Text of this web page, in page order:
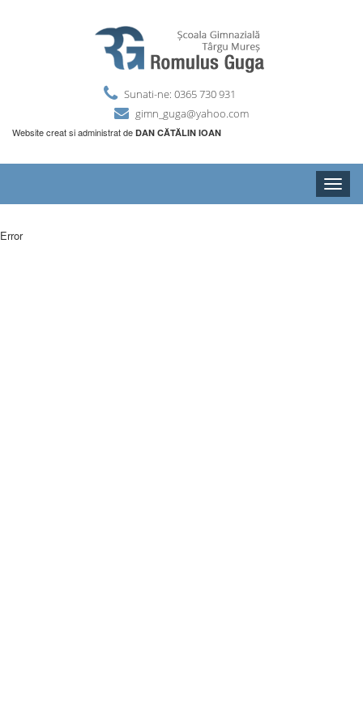
Sunati-ne: 0365 730 931
gimn_guga@yahoo.com
Website creat si administrat de DAN CĂTĂLIN IOAN
Toggle
Error